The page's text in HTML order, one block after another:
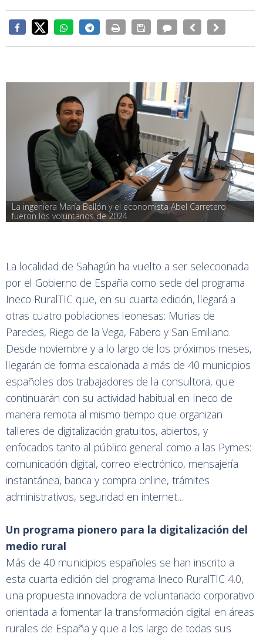
La ingeniera María Bellón y el economista Abel Carretero
fueron los voluntarios de 2024
La localidad de Sahagún ha vuelto a ser seleccionada
por el Gobierno de España como sede del programa
Ineco RuralTIC que, en su cuarta edición, llegará a
otras cuatro poblaciones leonesas: Murias de
Paredes, Riego de la Vega, Fabero y San Emiliano.
Desde noviembre y a lo largo de los próximos meses,
llegarán de forma escalonada a más de 40 municipios
españoles dos trabajadores de la consultora, que
continuarán con su actividad habitual en Ineco de
manera remota al mismo tiempo que organizan
talleres de digitalización gratuitos, abiertos, y
enfocados tanto al público general como a las Pymes:
comunicación digital, correo electrónico, mensajería
instantánea, banca y compra online, trámites
administrativos, seguridad en internet…
Un programa pionero para la digitalización del
medio rural
Más de 40 municipios españoles se han inscrito a
esta cuarta edición del programa Ineco RuralTIC 4.0,
una propuesta innovadora de voluntariado corporativo
orientada a fomentar la transformación digital en áreas
rurales de España y que a los largo de todas sus